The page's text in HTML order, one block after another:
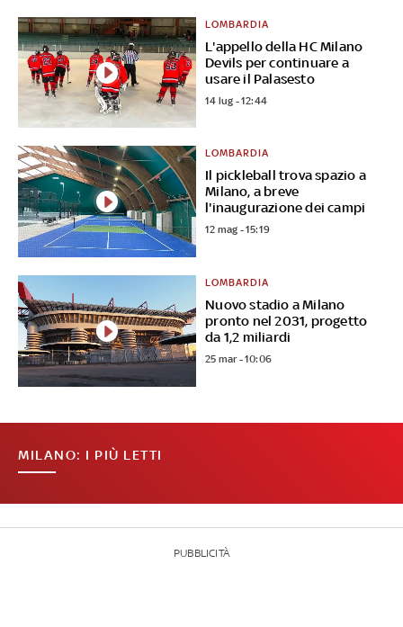
L'appello della HC Milano
Devils per continuare a
usare il Palasesto
LOMBARDIA
14 lug - 12:44
Il pickleball trova spazio a
Milano, a breve
l'inaugurazione dei campi
LOMBARDIA
12 mag - 15:19
Nuovo stadio a Milano
pronto nel 2031, progetto
da 1,2 miliardi
LOMBARDIA
25 mar - 10:06
MILANO: I PIÙ LETTI
PUBBLICITÀ